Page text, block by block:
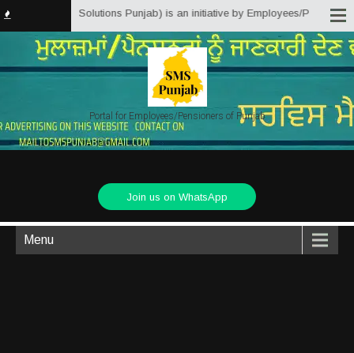
Matter Solutions Punjab) is an initiative by Employees/Pensioners
Portal for Employees/Pensioners of Punjab
Join us on WhatsApp
Menu